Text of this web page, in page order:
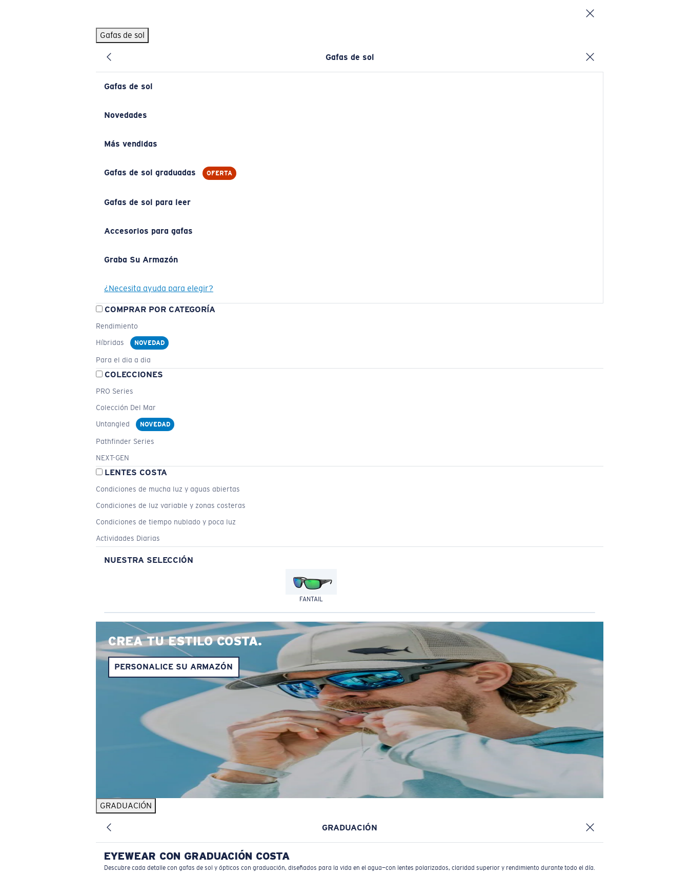
Gafas de sol
Gafas de sol
Gafas de sol
Novedades
Más vendidas
Gafas de sol graduadas OFERTA
Gafas de sol para leer
Accesorios para gafas
Graba Su Armazón
¿Necesita ayuda para elegir?
COMPRAR POR CATEGORÍA
Rendimiento
Híbridas
NOVEDAD
Para el dia a dia
COLECCIONES
PRO Series
Colección Del Mar
Untangled
NOVEDAD
Pathfinder Series
NEXT-GEN
LENTES COSTA
Condiciones de mucha luz y aguas abiertas
Condiciones de luz variable y zonas costeras
Condiciones de tiempo nublado y poca luz
Actividades Diarias
NUESTRA SELECCIÓN
FANTAIL
CREA TU ESTILO COSTA.
PERSONALICE SU ARMAZÓN
GRADUACIÓN
GRADUACIÓN
EYEWEAR CON GRADUACIÓN COSTA
Descubre cada detalle con gafas de sol y ópticos con graduación, diseñados para la vida en el agua—con lentes polarizados, claridad superior y rendimiento durante todo el día.
BÚSQUEDAS POPULARES
Pilothouse PRO Limited Edition Pack
Gafas de sol personalizadas
Los más vendidos de gafas de sol